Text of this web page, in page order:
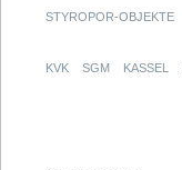
STYROPOR-OBJEKTE
KVK SGM KASSEL